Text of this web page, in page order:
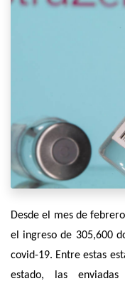
Desde el mes de
el ingreso de 305,600
covid-19. Entre estas
estado, las